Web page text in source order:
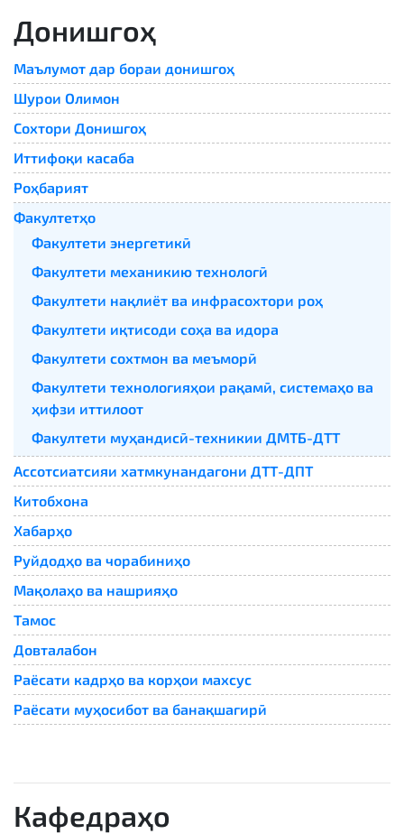
Донишгоҳ
Маълумот дар бораи донишгоҳ
Шурои Олимон
Сохтори Донишгоҳ
Иттифоқи касаба
Роҳбарият
Факултетҳо
Факултети энергетикӣ
Факултети механикию технологӣ
Факултети нақлиёт ва инфрасохтори роҳ
Факултети иқтисоди соҳа ва идора
Факултети сохтмон ва меъморӣ
Факултети технологияҳои рақамӣ, системаҳо ва
ҳифзи иттилоот
Факултети муҳандисӣ-техникии ДМТБ-ДТТ
Ассотсиатсияи хатмкунандагони ДТТ-ДПТ
Китобхона
Хабарҳо
Руйдодҳо ва чорабиниҳо
Мақолаҳо ва нашрияҳо
Тамос
Довталабон
Раёсати кадрҳо ва корҳои махсус
Раёсати муҳосибот ва банақшагирӣ
Кафедраҳо